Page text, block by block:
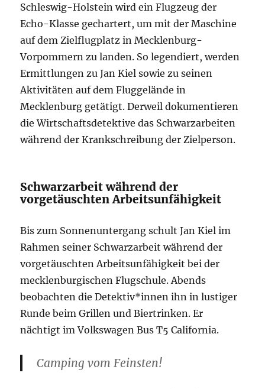
Schleswig-Holstein wird ein Flugzeug der
Echo-Klasse gechartert, um mit der Maschine
auf dem Zielflugplatz in Mecklenburg-
Vorpommern zu landen. So legendiert, werden
Ermittlungen zu Jan Kiel sowie zu seinen
Aktivitäten auf dem Fluggelände in
Mecklenburg getätigt. Derweil dokumentieren
die Wirtschaftsdetektive das Schwarzarbeiten
während der Krankschreibung der Zielperson.
Schwarzarbeit während der
vorgetäuschten Arbeitsunfähigkeit
Bis zum Sonnenuntergang schult Jan Kiel im
Rahmen seiner Schwarzarbeit während der
vorgetäuschten Arbeitsunfähigkeit bei der
mecklenburgischen Flugschule. Abends
beobachten die Detektiv*innen ihn in lustiger
Runde beim Grillen und Biertrinken. Er
nächtigt im Volkswagen Bus T5 California.
Camping vom Feinsten!